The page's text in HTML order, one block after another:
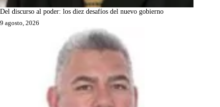
Del discurso al poder: los diez desafíos del nuevo gobierno
9 agosto, 2026